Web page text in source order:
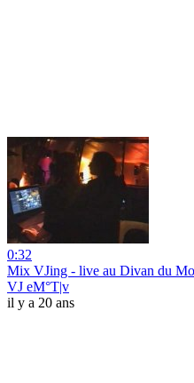
0:32
Mix VJing - live au Divan du
VJ eM°T|v
il y a 20 ans